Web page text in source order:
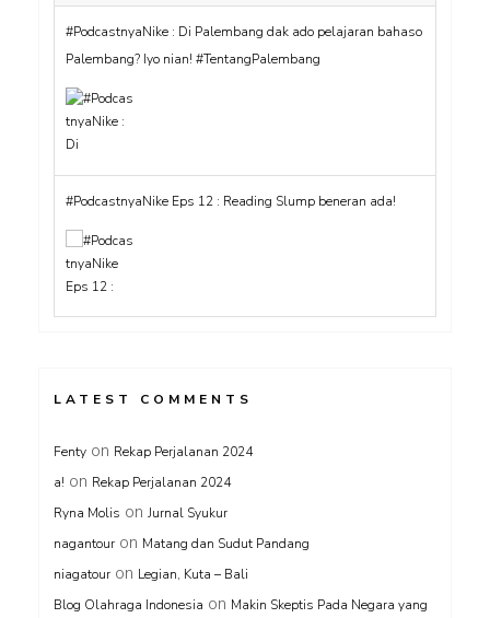
#PodcastnyaNike : Di Palembang dak ado pelajaran bahaso
Palembang? Iyo nian! #TentangPalembang
#PodcastnyaNike Eps 12 : Reading Slump beneran ada!
LATEST COMMENTS
Fenty on Rekap Perjalanan 2024
a! on Rekap Perjalanan 2024
Ryna Molis on Jurnal Syukur
nagantour on Matang dan Sudut Pandang
niagatour on Legian, Kuta – Bali
Blog Olahraga Indonesia on Makin Skeptis Pada Negara yang